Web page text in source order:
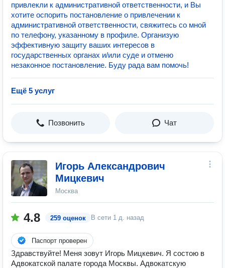
привлекли к административной ответственности, и Вы
хотите оспорить постановление о привлечении к
административной ответственности, свяжитесь со мной
по телефону, указанному в профиле. Организую
эффективную защиту ваших интересов в
государственных органах и/или суде и отменю
незаконное постановление. Буду рада вам помочь!
Ещё 5 услуг
Позвонить Чат
Игорь Александрович
Мицкевич
Москва
4.8 259 оценок В сети 1 д. назад
Паспорт проверен
Здравствуйте! Меня зовут Игорь Мицкевич. Я состою в
Адвокатской палате города Москвы. Адвокатскую